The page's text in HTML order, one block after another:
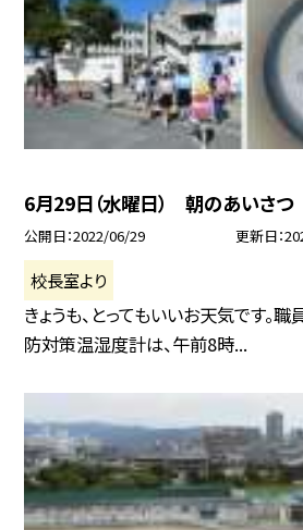
6月29日（水曜日） 朝のあいさつ
公開日 2022/06/29 更新日
校長室より
きょうも、とってもいいお天気です。
防対策温湿度計は、午前8時...